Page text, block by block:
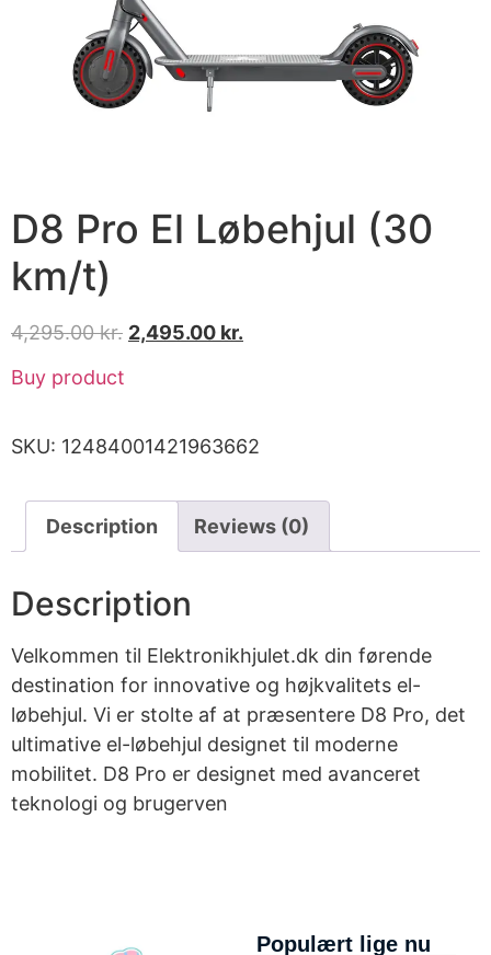
D8 Pro El Løbehjul (30
km/t)
4,295.00kr. 2,495.00 kr.
Buy product
SKU: 12484001421963662
Description Reviews (0)
Description
Velkommen til Elektronikhjulet.dk din førende
destination for innovative og højkvalitets el-
løbehjul. Vi er stolte af at præsentere D8 Pro, det
ultimative el-løbehjul designet til moderne
mobilitet. D8 Pro er designet med avanceret
teknologi og brugerven
Populært lige nu